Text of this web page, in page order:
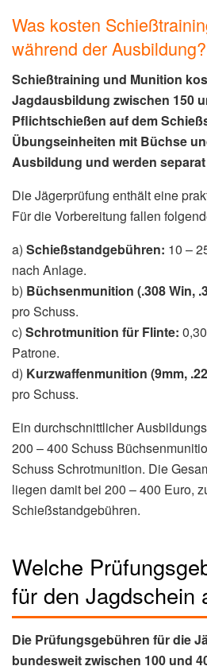
Was kosten
während der Ausbildung?
Schießtraining und Munition
Jagdausbildung zwischen 150
Pflichtschießen auf dem
Übungseinheiten mit Büchse
Ausbildung und werden
Die Jägerprüfung enthält eine
Für die Vorbereitung fallen
a) Schießstandgebühren: 10 –
nach Anlage.
b) Büchsenmunition (.308 Win,
pro Schuss.
c) Schrotmunition für Flinte:
Patrone.
d) Kurzwaffenmunition (9mm,
pro Schuss.
Ein durchschnittlicher
200 – 400 Schuss
Schuss Schrotmunition. Die
liegen damit bei 200 – 400 Euro,
Schießstandgebühren.
Welche
für den Jagdschein
Die Prüfungsgebühren für die
bundesweit zwischen 100 und